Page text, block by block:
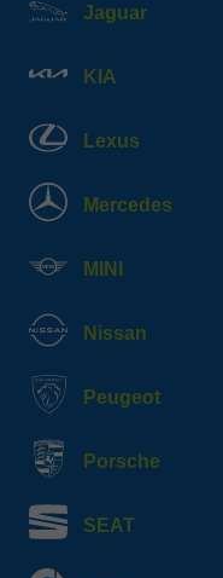
Jaguar
KIA
Lexus
Mercedes
MINI
Nissan
Peugeot
Porsche
SEAT